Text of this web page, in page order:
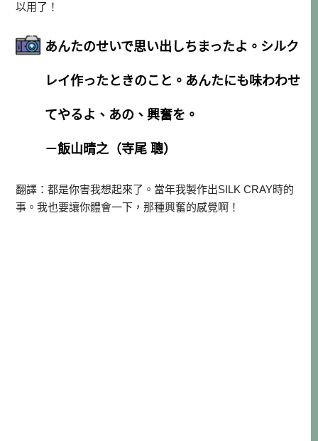
以用了！
あんたのせいで思い出しちまったよ。シルク
レイ作ったときのこと。あんたにも味わわせ
てやるよ、あの、興奮を。
－飯山晴之（寺尾 聰）
翻譯：都是你害我想起來了。當年我製作出SILK CRAY時的
事。我也要讓你體會一下，那種興奮的感覺啊！